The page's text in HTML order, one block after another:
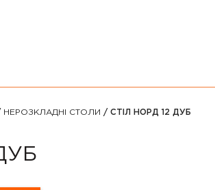
НЕРОЗКЛАДНІ СТОЛИ / СТІЛ НОРД 12 ДУБ